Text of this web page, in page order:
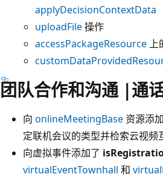
applyDecisionContextData
uploadFile操作
accessPackageResource 上
团队合作和沟通 |通
向 onlineMeetingBase 资源添
定联机会议的类型并检索云视频
向虚拟事件添加了
virtualEventTownhall 和